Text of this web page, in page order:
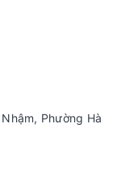
Phường Hà